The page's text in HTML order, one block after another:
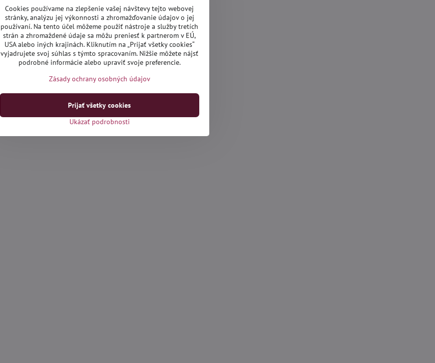
Cookies používame na zlepšenie vašej návštevy tejto webovej
stránky, analýzu jej výkonnosti a zhromažďovanie údajov o jej
používaní. Na tento účel môžeme použiť nástroje a služby tretích
strán a zhromaždené údaje sa môžu preniesť k partnerom v EÚ,
USA alebo iných krajinách. Kliknutím na „Prijať všetky cookies“
vyjadrujete svoj súhlas s týmto spracovaním. Nižšie môžete nájsť
podrobné informácie alebo upraviť svoje preferencie.
Zásady ochrany osobných údajov
Ukázať podrobnosti
Prijať všetky cookies